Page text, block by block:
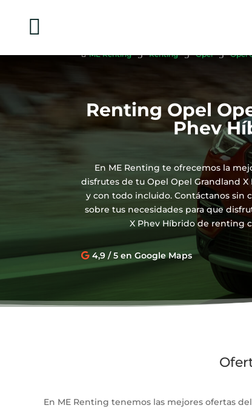

 ME Renting 5 Renting 5 Opel 5 Opel
Renting Opel
Phev
En ME Renting te ofrecemos la
disfrutes de tu Opel Opel Grandland
y con todo incluido. Contáctanos sin
sobre tus necesidades para que
X Phev Híbrido de renting
 4,9 / 5 en Google Maps
En ME Renting tenemos las mejores ofertas